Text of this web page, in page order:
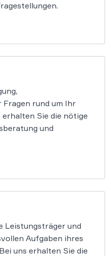
rund um Ihr
Sie die nötige
und
Leistungsträger und
Aufgaben ihres
uns erhalten Sie die